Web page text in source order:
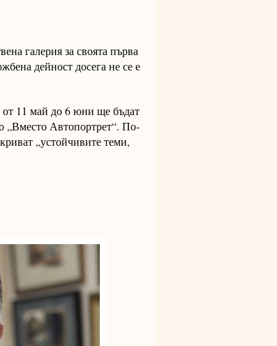
галерия за своята първа
дейност досега не се е
от 11 май до 6 юни ще бъдат
„Вместо Автопортрет“. По-
„устойчивите теми,